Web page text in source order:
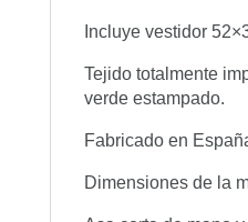
Incluye vestidor
Tejido totalmente
verde estampado.
Fabricado en
Dimensiones de la